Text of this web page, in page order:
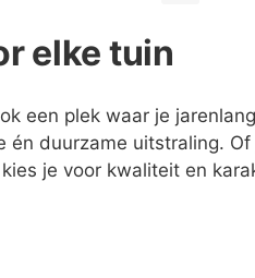
elke tuin
een plek waar je
duurzame uitstraling. Of
je voor kwaliteit en